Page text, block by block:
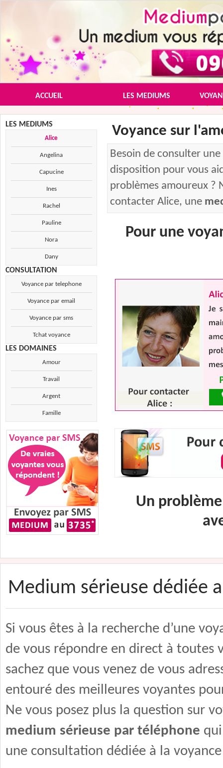
ACCUEIL LES MEDIUMS
LES MEDIUMS
Alice
Angelina
Capucine
Ines
Rachel
Pauline
Nora
Dany
CONSULTATION
Voyance par telephone
Voyance par email
Voyance par sms
Tchat voyance
LES DOMAINES
Amour
Travail
Argent
Famille
Voyance sur
Besoin de consulter
disposition pour vous
problèmes amoureux ?
contacter Alice, une
Pour une
Un
Medium sérieuse dédiée
Si vous êtes à la recherche d’une
de vous répondre en direct à toutes
sachez que vous venez de vous
entouré des meilleures voyantes
Ne vous posez plus la question sur
medium sérieuse par téléphone
une consultation dédiée à la